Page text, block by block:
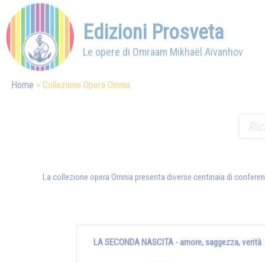
Edizioni Prosveta
Le opere di Omraam Mikhaël Aïvanhov
Home Collezione Opera Omnia
La collezione opera Omnia presenta diverse centinaia di
LA SECONDA NASCITA - amore, saggezza, verità